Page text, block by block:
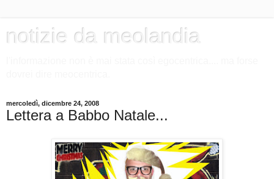
notizie da meolandia
mercoledì, dicembre 24, 2008
Lettera a Babbo Natale...